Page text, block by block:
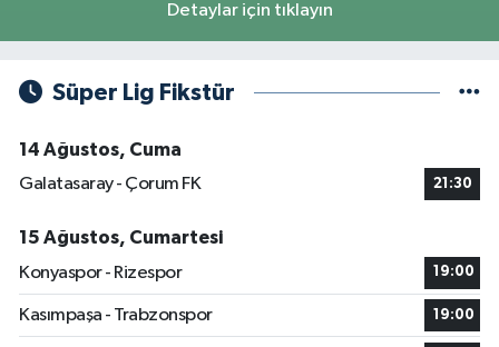
Detaylar için tıklayın
Süper Lig Fikstür
14 Ağustos, Cuma
Galatasaray - Çorum FK
21:30
15 Ağustos, Cumartesi
Konyaspor - Rizespor
19:00
Kasımpaşa - Trabzonspor 19:00